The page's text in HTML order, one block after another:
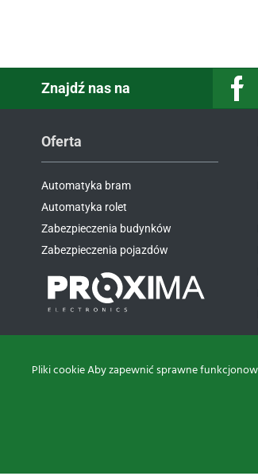
Znajdź nas na
Oferta
Automatyka bram
Automatyka rolet
Zabezpieczenia budynków
Zabezpieczenia pojazdów
Pliki cookie Aby zapewnić sprawne